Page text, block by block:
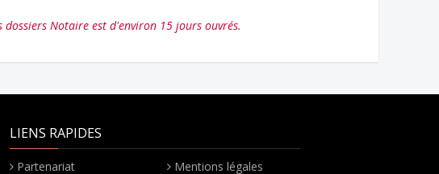
Notaire est d'environ 15 jours ouvrés.
LIENS RAPIDES
Partenariat
Mentions légales